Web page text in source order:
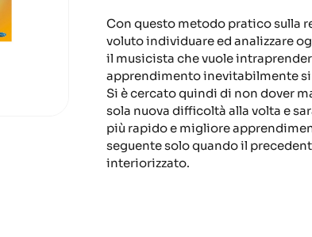
Con questo metodo pratico sulla
voluto individuare ed analizzare
il musicista che vuole
apprendimento inevitabilmente
Si è cercato quindi di non dover
sola nuova difficoltà alla volta e
più rapido e migliore
seguente solo quando il
interiorizzato.